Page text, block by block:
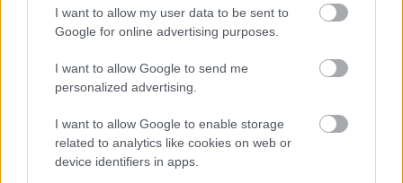
I want to allow my user data to be sent to
Google for online advertising purposes.
I want to allow Google to send me
personalized advertising.
I want to allow Google to enable storage
related to analytics like cookies on web or
device identifiers in apps.